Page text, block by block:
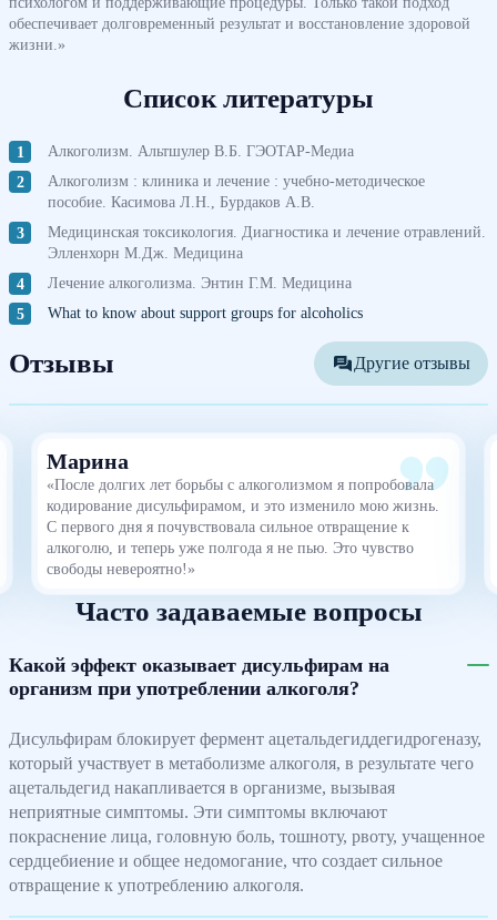
обеспечивает долговременный результат и восстановление здоровой
жизни.»
Список литературы
Алкоголизм. Альтшулер В.Б. ГЭОТАР-Медиа
Алкоголизм : клиника и лечение : учебно-методическое
пособие. Касимова Л.Н., Бурдаков А.В.
Медицинская токсикология. Диагностика и лечение отравлений.
Элленхорн М.Дж. Медицина
Лечение алкоголизма. Энтин Г.М. Медицина
What to know about support groups for alcoholics
Отзывы Другие отзывы
Марина
«После долгих лет борьбы с алкоголизмом я попробовала
кодирование дисульфирамом, и это изменило мою жизнь.
С первого дня я почувствовала сильное отвращение к
алкоголю, и теперь уже полгода я не пью. Это чувство
свободы невероятно!»
Часто задаваемые вопросы
Какой эффект оказывает дисульфирам на
организм при употреблении алкоголя?
Дисульфирам блокирует фермент ацетальдегиддегидрогеназу,
который участвует в метаболизме алкоголя, в результате чего
ацетальдегид накапливается в организме, вызывая
неприятные симптомы. Эти симптомы включают
покраснение лица, головную боль, тошноту, рвоту, учащенное
сердцебиение и общее недомогание, что создает сильное
отвращение к употреблению алкоголя.